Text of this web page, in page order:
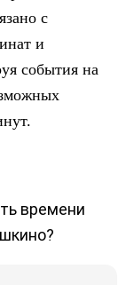
с
и
события на
времени